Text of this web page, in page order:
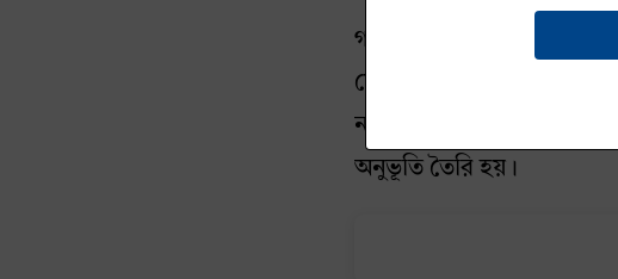
গর্ভাবস্থায় শরীরে জমা
যেটা Oedema নামে
নার্ভে চাপ তৈরি করে।
অনুভূতি তৈরি হয়।